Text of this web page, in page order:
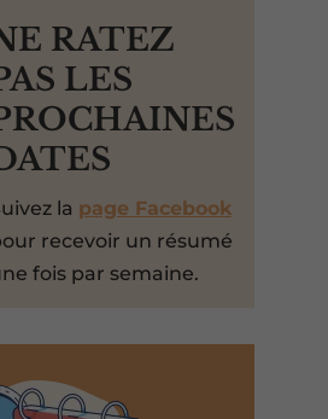
RATEZ
LES
la page Facebook
recevoir un résumé
fois par semaine.